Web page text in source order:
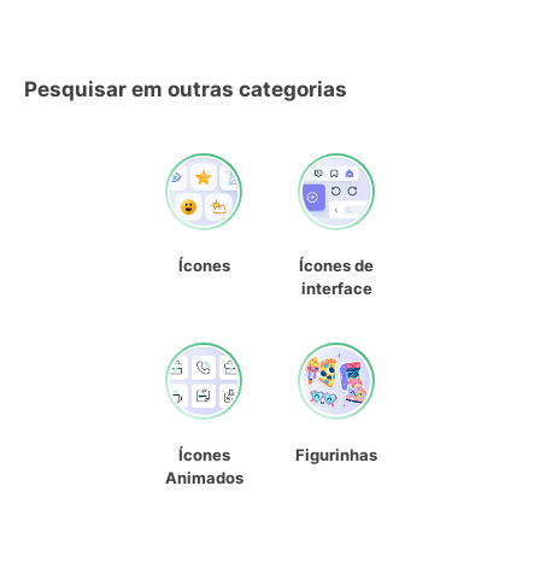
Pesquisar em outras categorias
Ícones
Ícones de
interface
Ícones
Animados
Figurinhas